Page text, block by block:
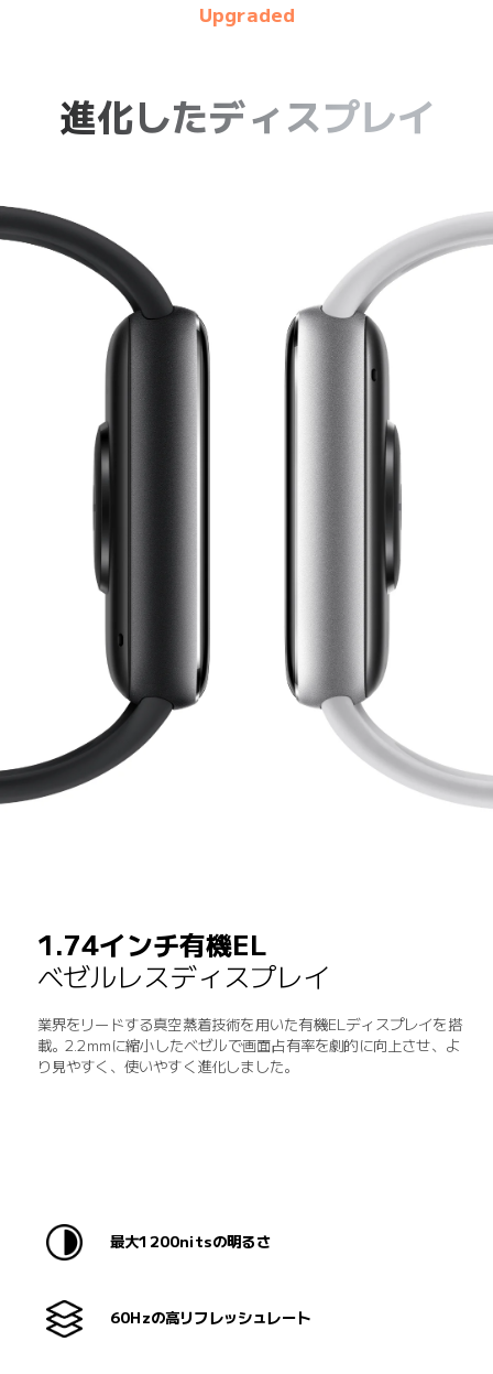
Upgraded
進化したディスプレイ
1.74インチ有機EL
ベゼルレスディスプレイ
業界をリードする真空蒸着技術を用いた有機ELディスプレイを搭
載。2.2mmに縮小したベゼルで画面占有率を劇的に向上させ、よ
り見やすく、使いやすく進化しました。
最大1200nitsの明るさ
60Hzの高リフレッシュレート